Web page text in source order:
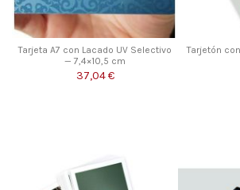
Tarjeta A7 con Lacado UV Selectivo
— 7,4×10,5 cm
37,04 €
Tarjetón